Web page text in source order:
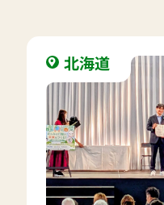
北海道